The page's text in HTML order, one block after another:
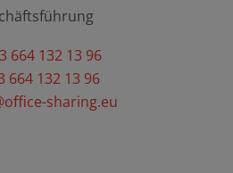
664 132 13 96
664 132 13 96
sharing.eu